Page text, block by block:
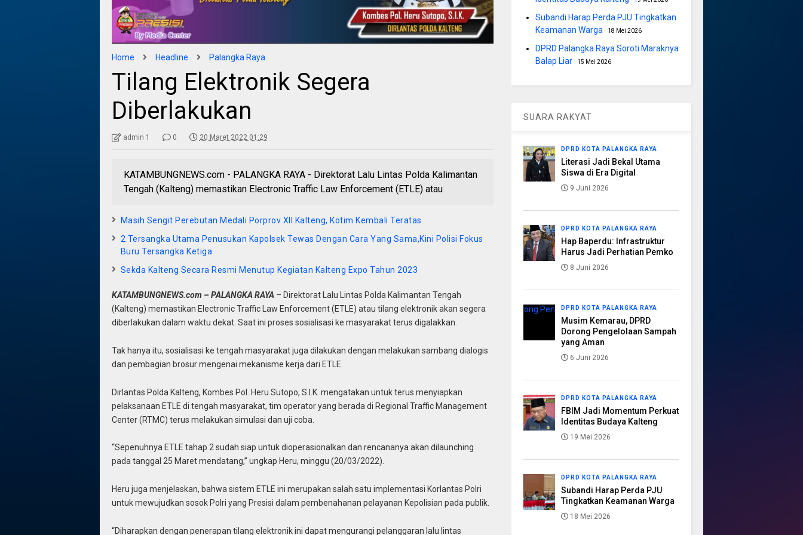
Home Headline Palangka Raya
Tilang Elektronik Segera
Diberlakukan
admin 1 0 20 Maret 2022 01:29
KATAMBUNGNEWS.com - PALANGKA RAYA - Direktorat Lalu Lintas Polda Kalimantan
Tengah (Kalteng) memastikan Electronic Traffic Law Enforcement (ETLE) atau
Masih Sengit Perebutan Medali Porprov XII Kalteng, Kotim Kembali Teratas
2 Tersangka Utama Penusukan Kapolsek Tewas Dengan Cara Yang Sama,Kini Polisi Fokus
Buru Tersangka Ketiga
Sekda Kalteng Secara Resmi Menutup Kegiatan Kalteng Expo Tahun 2023
KATAMBUNGNEWS.com – PALANGKA RAYA – Direktorat Lalu Lintas Polda Kalimantan Tengah
(Kalteng) memastikan Electronic Traffic Law Enforcement (ETLE) atau tilang elektronik akan segera
diberlakukan dalam waktu dekat. Saat ini proses sosialisasi ke masyarakat terus digalakkan.
Tak hanya itu, sosialisasi ke tengah masyarakat juga dilakukan dengan melakukan sambang dialogis
dan pembagian brosur mengenai mekanisme kerja dari ETLE.
Dirlantas Polda Kalteng, Kombes Pol. Heru Sutopo, S.I.K. mengatakan untuk terus menyiapkan
pelaksanaan ETLE di tengah masyarakat, tim operator yang berada di Regional Traffic Management
Center (RTMC) terus melakukan simulasi dan uji coba.
“Sepenuhnya ETLE tahap 2 sudah siap untuk dioperasionalkan dan rencananya akan dilaunching
pada tanggal 25 Maret mendatang,” ungkap Heru, minggu (20/03/2022).
Heru juga menjelaskan, bahwa sistem ETLE ini merupakan salah satu implementasi Korlantas Polri
untuk mewujudkan sosok Polri yang Presisi dalam pembenahanan pelayanan Kepolisian pada publik.
“Diharapkan dengan penerapan tilang elektronik ini dapat mengurangi pelanggaran lalu lintas
Subandi Harap Perda PJU Tingkatkan
Keamanan Warga
18 Mei 2026
DPRD Palangka Raya Soroti Maraknya
Balap Liar
15 Mei 2026
SUARA RAKYAT
DPRD KOTA PALANGKA RAYA
Literasi Jadi Bekal Utama
Siswa di Era Digital
9 Juni 2026
DPRD KOTA PALANGKA RAYA
Hap Baperdu: Infrastruktur
Harus Jadi Perhatian Pemko
8 Juni 2026
DPRD KOTA PALANGKA RAYA
Musim Kemarau, DPRD
Dorong Pengelolaan Sampah
yang Aman
6 Juni 2026
DPRD KOTA PALANGKA RAYA
FBIM Jadi Momentum Perkuat
Identitas Budaya Kalteng
19 Mei 2026
DPRD KOTA PALANGKA RAYA
Subandi Harap Perda PJU
Tingkatkan Keamanan Warga
18 Mei 2026